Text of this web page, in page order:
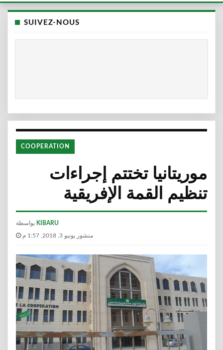
SUIVEZ-NOUS
COOPERATION
ﻣﻮﺭﻳﺘﺎﻧﻴﺎ ﺗﺨﺘﺘﻢ ﺇﺟﺮﺍﺀﺍﺕ
ﺗﻨﻈﻴﻢ ﺍﻟﻘﻤﺔ ﺍﻹﻓﺮﻳﻘﻴﺔ
KIBARU
منشور يونيو 3, 2018, 1:57 م